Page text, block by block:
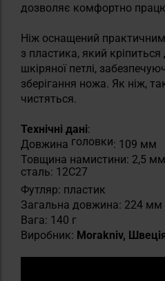
дозволяє комфортно
Ніж оснащений
з пластика, який
шкіряної петлі,
зберігання ножа. Як ніж,
чистяться.
Технічні дані:
Довжина головки: 109 мм
Товщина намистини: 2,5 мм
сталь: 12C27
Футляр: пластик
Загальна довжина: 224 мм
Вага: 140 г
Виробник: Morakniv,